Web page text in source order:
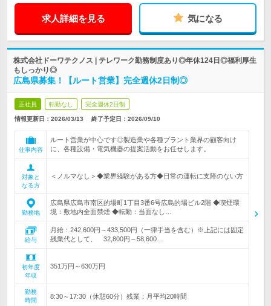
求人詳細を見る 気になる
株式会社ドーワテクノス | テレワーク勤務制度あり◎年休124日◎福利厚生
もしっかり◎
広島県募集！【ルート営業】完全週休2日制◎
正社員 転勤なし 完全週休2日制
情報更新日：2026/03/13 終了予定日： 2026/09/10
仕事内容
ルート営業が中心です◎製造業や各種プラント業界の顧客向け
に、各種設備・電気機器の提案活動をお任せします。
対象と
なる方
＜ノルマなし＞◆業界経験がある方◆日常の運転に支障のない方
勤務地
広島県広島市南区的場町1丁目3番6号広島的場ビル2階 ◆喫煙環
境：敷地内全面禁煙 ◆転勤：当面なし…
給与
月給：242,600円～433,500円（一律手当を含む）※上記には固定
残業代として、 32,800円～58,600…
初年度
年収
351万円～630万円
勤務
時間
8:30～17:30（休憩60分）残業：月平均20時間